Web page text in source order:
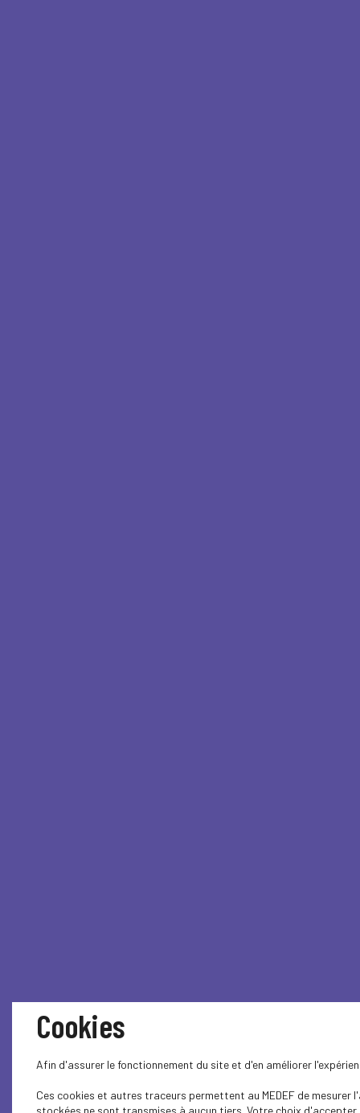
Cookies
Afin d'assurer le fonctionnement du site et d'en améliorer
Ces cookies et autres traceurs permettent au MEDEF de
stockées ne sont transmises à aucun tiers. Votre choix